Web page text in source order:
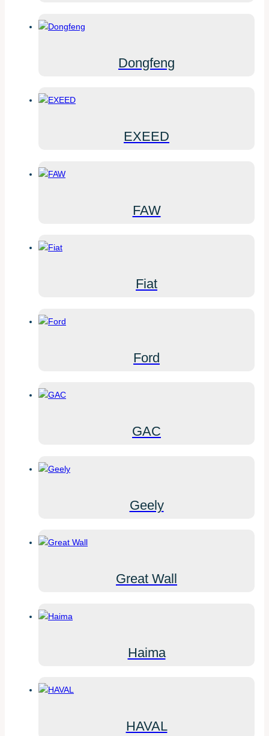
Dongfeng
EXEED
FAW
Fiat
Ford
GAC
Geely
Great Wall
Haima
HAVAL